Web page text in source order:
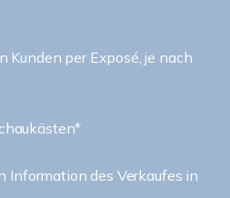
per Exposé, je nach
Information des Verkaufes in